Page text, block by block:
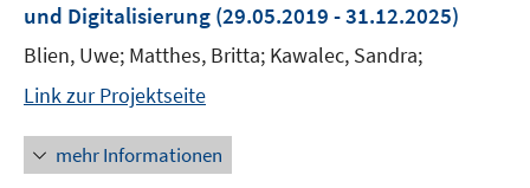
und Digitalisierung (29.05.2019 - 31.12.2025)
Blien, Uwe; Matthes, Britta; Kawalec, Sandra;
Link zur Projektseite
mehr Informationen